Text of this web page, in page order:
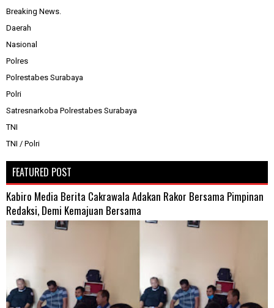
Breaking News.
Daerah
Nasional
Polres
Polrestabes Surabaya
Polri
Satresnarkoba Polrestabes Surabaya
TNI
TNI / Polri
FEATURED POST
Kabiro Media Berita Cakrawala Adakan Rakor Bersama Pimpinan
Redaksi, Demi Kemajuan Bersama